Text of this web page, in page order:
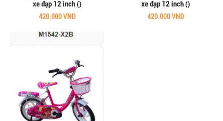
xe đạp 12 inch ()
420.000 VND
xe đạp 12 inch ()
420.000 VND